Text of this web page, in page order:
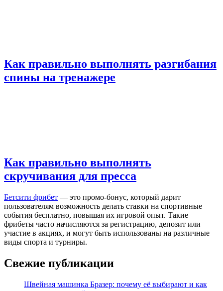
Как правильно выполнять разгибания
спины на тренажере
Как правильно выполнять
скручивания для пресса
Бетсити фрибет — это промо-бонус, который дарит
пользователям возможность делать ставки на спортивные
события бесплатно, повышая их игровой опыт. Такие
фрибеты часто начисляются за регистрацию, депозит или
участие в акциях, и могут быть использованы на различные
виды спорта и турниры.
Свежие публикации
Швейная машинка Бразер: почему её выбирают и как